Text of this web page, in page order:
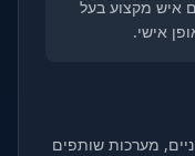
איש מקצוע בעל
אישי.
מערכות שותפים